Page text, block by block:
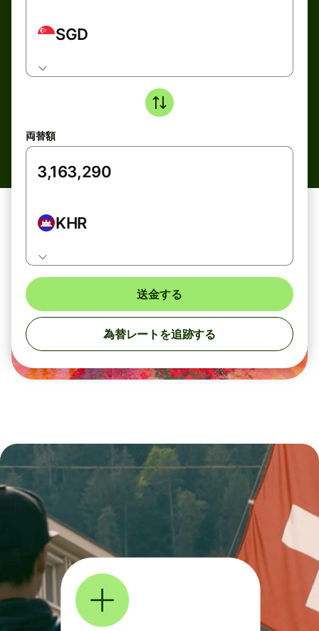
SGD
両替額
KHR
送金する
為替レートを追跡する